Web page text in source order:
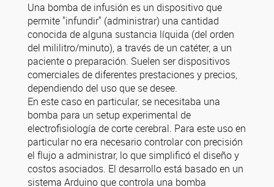
Una bomba de infusión es un dispositivo que
permite "infundir" (administrar) una cantidad
conocida de alguna sustancia líquida (del orden
del mililitro/minuto), a través de un catéter, a un
paciente o preparación. Suelen ser dispositivos
comerciales de diferentes prestaciones y precios,
dependiendo del uso que se desee.
En este caso en particular, se necesitaba una
bomba para un setup experimental de
electrofisiología de corte cerebral. Para este uso en
particular no era necesario controlar con precisión
el flujo a administrar, lo que simplificó el diseño y
costos asociados. El desarrollo está basado en un
sistema Arduino que controla una bomba